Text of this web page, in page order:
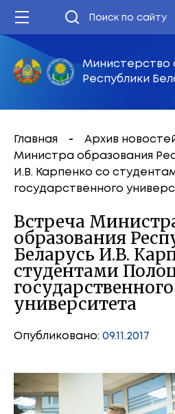
Министерство
Республики
Главная Архив
Министра образования
И.В. Карпенко со
государственного
Встреча
образования
Беларусь И.В.
студентами
государственного
университета
Опубликовано: 09.11.2017